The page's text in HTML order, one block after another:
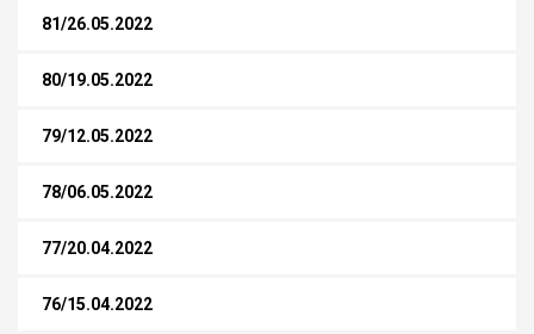
81/26.05.2022
80/19.05.2022
79/12.05.2022
78/06.05.2022
77/20.04.2022
76/15.04.2022